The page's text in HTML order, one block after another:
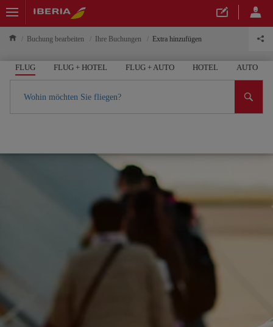
Buchung bearbeiten Ihre Buchungen Extra hinzufügen
FLUG FLUG + HOTEL FLUG + AUTO HOTEL AUTO
Wohin möchten Sie fliegen?